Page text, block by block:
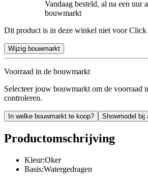
Vandaag besteld, al na een uur
bouwmarkt
Dit product is in deze winkel niet voor Click
Wijzig bouwmarkt
Voorraad in de bouwmarkt
Selecteer jouw bouwmarkt om de voorraad
controleren.
In welke bouwmarkt te koop? Showmodel bij
Productomschrijving
Kleur:Oker
Basis:Watergedragen